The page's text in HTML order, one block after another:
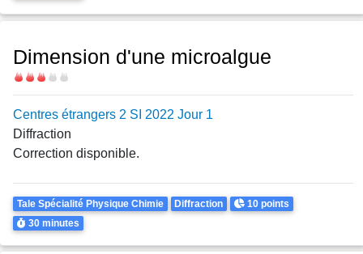
Dimension d'une microalgue
Difficulté
Centres étrangers 2 SI 2022 Jour 1
Diffraction
Correction disponible.
Theme
Tale Spécialité Physique Chimie Diffraction Points
10 points
Durée
30 minutes